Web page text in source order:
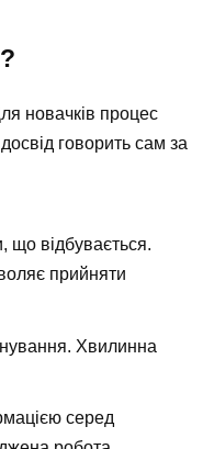
новачків процес
говорить сам за
що відбувається.
прийняти
Хвилинна
серед